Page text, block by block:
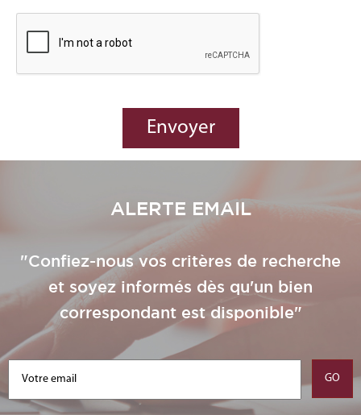
ALERTE EMAIL
"Confiez-nous vos critères de recherche
et soyez informés dès qu'un bien
correspondant est disponible"